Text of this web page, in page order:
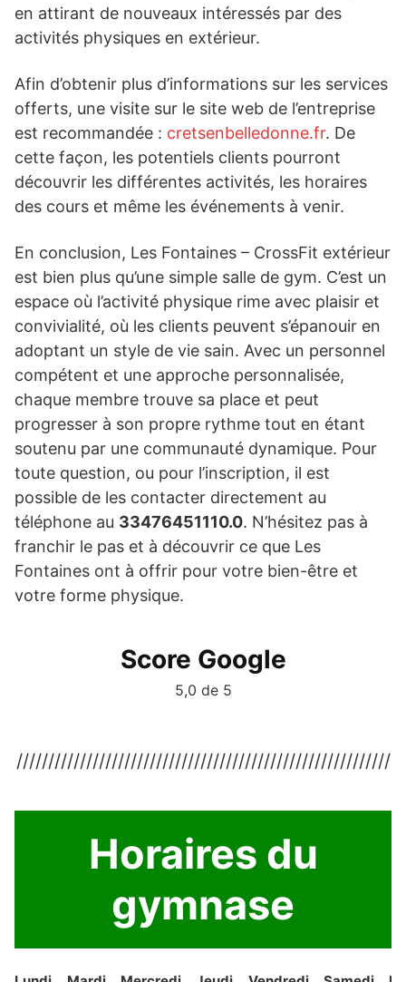
en attirant de nouveaux intéressés par des
activités physiques en extérieur.
Afin d’obtenir plus d’informations sur les services
offerts, une visite sur le site web de l’entreprise
est recommandée : cretsenbelledonne.fr. De
cette façon, les potentiels clients pourront
découvrir les différentes activités, les horaires
des cours et même les événements à venir.
En conclusion, Les Fontaines – CrossFit extérieur
est bien plus qu’une simple salle de gym. C’est un
espace où l’activité physique rime avec plaisir et
convivialité, où les clients peuvent s’épanouir en
adoptant un style de vie sain. Avec un personnel
compétent et une approche personnalisée,
chaque membre trouve sa place et peut
progresser à son propre rythme tout en étant
soutenu par une communauté dynamique. Pour
toute question, ou pour l’inscription, il est
possible de les contacter directement au
téléphone au 33476451110.0. N’hésitez pas à
franchir le pas et à découvrir ce que Les
Fontaines ont à offrir pour votre bien-être et
votre forme physique.
Score Google
5,0 de 5
///////////////////////////////////////////////////////////
Horaires du
gymnase